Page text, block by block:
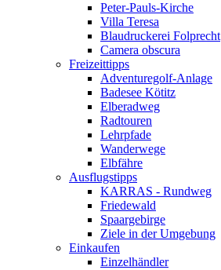
Peter-Pauls-Kirche
Villa Teresa
Blaudruckerei Folprecht
Camera obscura
Freizeittipps
Adventuregolf-Anlage
Badesee Kötitz
Elberadweg
Radtouren
Lehrpfade
Wanderwege
Elbfähre
Ausflugstipps
KARRAS - Rundweg
Friedewald
Spaargebirge
Ziele in der Umgebung
Einkaufen
Einzelhändler